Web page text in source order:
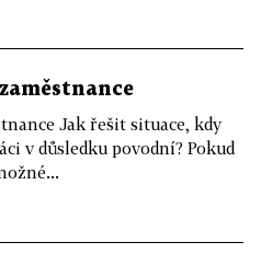
Jak řešit situace, kdy
v důsledku povodní? Pokud